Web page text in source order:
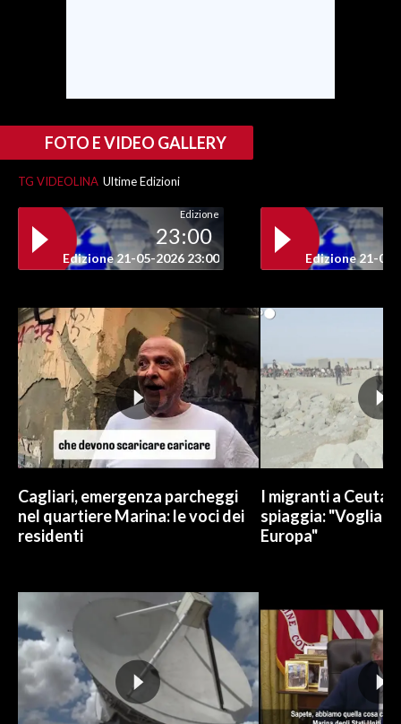
FOTO E VIDEO GALLERY
TG VIDEOLINA Ultime Edizioni
Edizione
23:00
Edizione 21-05-2026 23:00 Edizione 21-05-
Cagliari, emergenza parcheggi
nel quartiere Marina: le voci dei
residenti
I migranti a Ceuta
spiaggia:
Europa"